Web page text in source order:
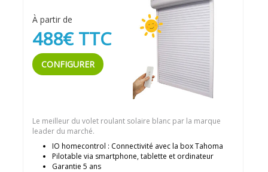
À partir de
488€ TTC
CONFIGURER
Le meilleur du volet roulant solaire blanc par la marque
leader du marché.
IO homecontrol : Connectivité avec la box Tahoma
Pilotable via smartphone, tablette et ordinateur
Garantie 5 ans